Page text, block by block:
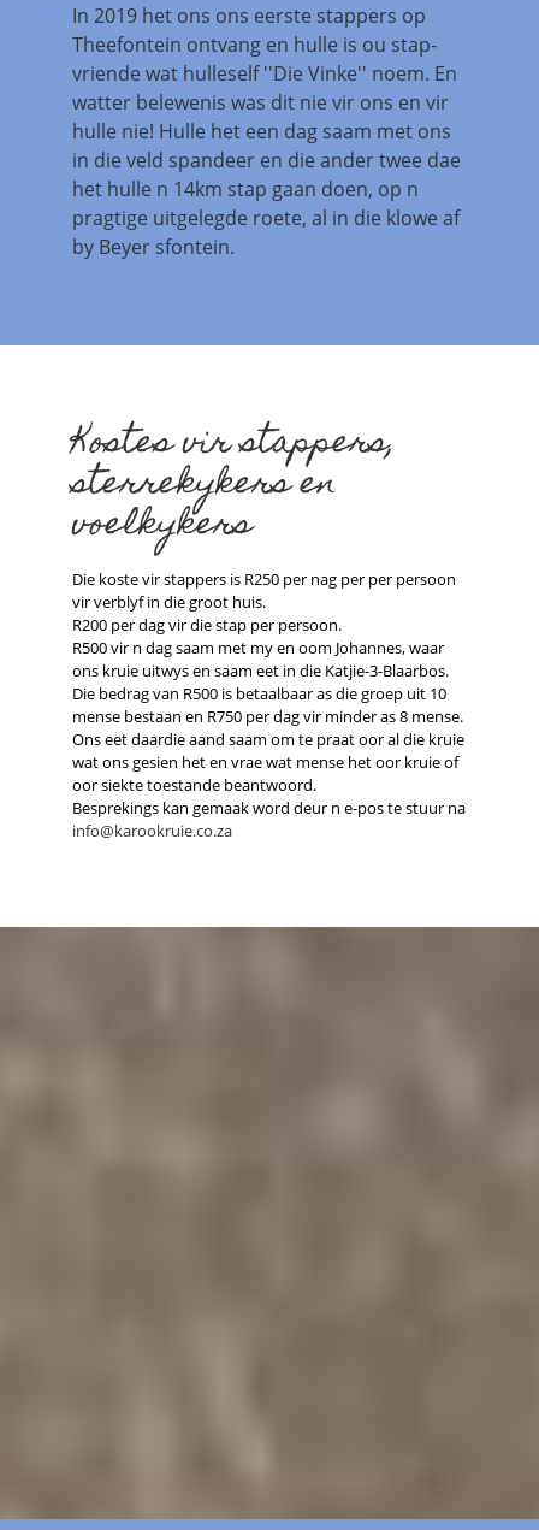
In 2019 het ons ons eerste stappers op
Theefontein ontvang en hulle is ou stap-
vriende wat hulleself ''Die Vinke'' noem. En
watter belewenis was dit nie vir ons en vir
hulle nie! Hulle het een dag saam met ons
in die veld spandeer en die ander twee dae
het hulle n 14km stap gaan doen, op n
pragtige uitgelegde roete, al in die klowe af
by Beyer sfontein.
Kostes vir stappers,
sterrekykers en
voelkykers
Die koste vir stappers is R250 per nag per per persoon
vir verblyf in die groot huis.
R200 per dag vir die stap per persoon.
R500 vir n dag saam met my en oom Johannes, waar
ons kruie uitwys en saam eet in die Katjie-3-Blaarbos.
Die bedrag van R500 is betaalbaar as die groep uit 10
mense bestaan en R750 per dag vir minder as 8 mense.
Ons eet daardie aand saam om te praat oor al die kruie
wat ons gesien het en vrae wat mense het oor kruie of
oor siekte toestande beantwoord.
Besprekings kan gemaak word deur n e-pos te stuur na
info@karookruie.co.za